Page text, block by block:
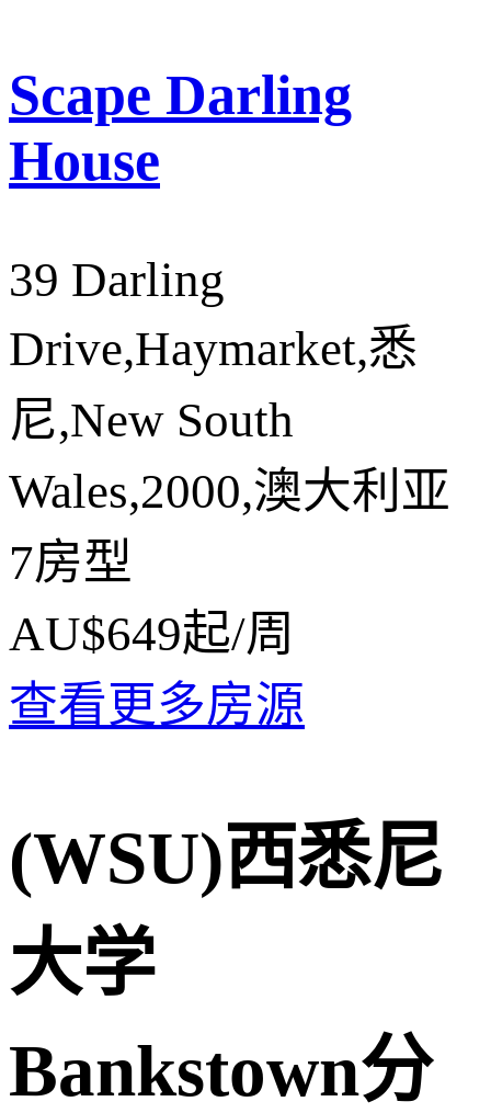
Scape Darling
House
39 Darling
Drive,Haymarket,悉
尼,New South
Wales,2000,澳大利亚
7房型
AU$649起/周
查看更多房源
(WSU)西悉尼
大学
Bankstown分